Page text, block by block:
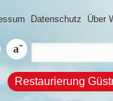
Datenschutz Über
Restaurierung